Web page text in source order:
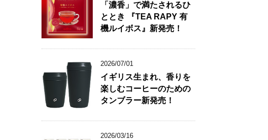
「濃香」で満たされるひ
ととき 『TEA RAPY 有
機ルイボス』新発売！
2026/07/01
イギリス生まれ、香りを
楽しむコーヒーのための
タンブラー新発売！
2026/03/16